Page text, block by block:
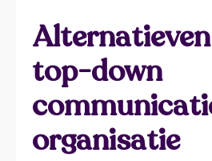
top-down
organisatie